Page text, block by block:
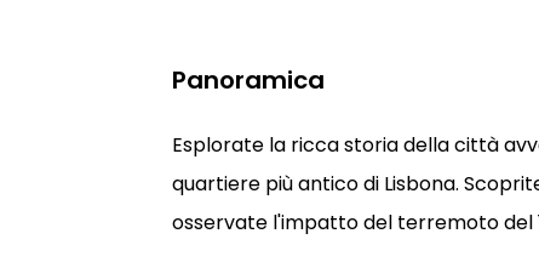
Panoramica
Esplorate la ricca storia della città
quartiere più antico di Lisbona.
osservate l'impatto del terremoto del